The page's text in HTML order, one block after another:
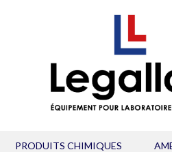
PRODUITS CHIMIQUES